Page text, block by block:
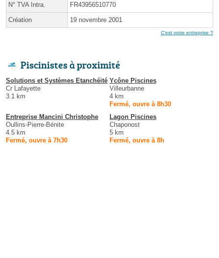
N° TVA Intra. FR43956510770
Création 19 novembre 2001
C'est votre entreprise ?
Piscinistes à proximité
Solutions et Systèmes Etanchéité
Cr Lafayette
3.1 km
Ycône Piscines
Villeurbanne
4 km
Fermé, ouvre à 8h30
Entreprise Mancini Christophe
Oullins-Pierre-Bénite
4.5 km
Fermé, ouvre à 7h30
Lagon Piscines
Chaponost
5 km
Fermé, ouvre à 8h